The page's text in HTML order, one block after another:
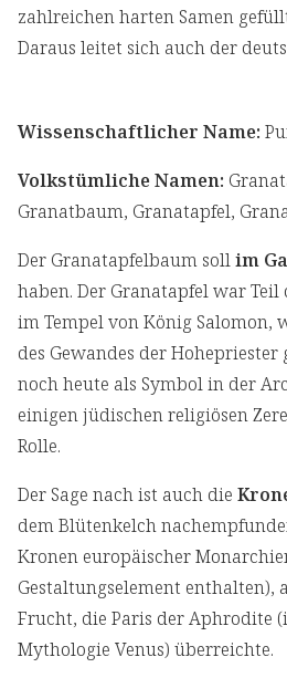
zahlreichen harten Samen
Daraus leitet sich auch der
Wissenschaftlicher Name:
Volkstümliche Namen:
Granatbaum, Granatapfel,
Der Granatapfelbaum sollim
haben. Der Granatapfel war Teil
im Tempel von König Salomon,
des Gewandes der
noch heute als Symbol in der
einigen jüdischen religiösen
Rolle.
Der Sage nach ist auch die
dem Blütenkelch
Kronen europäischer
Gestaltungselement enthalten),
Frucht, die Paris der Aphrodite
Mythologie Venus) überreichte.